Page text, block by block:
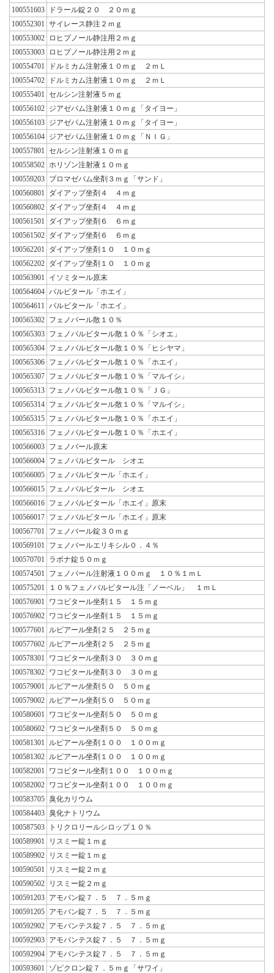
100551603
ドラール錠２０ ２０ｍｇ
100552301
サイレース静注２ｍｇ
100553002
ロヒプノール静注用２ｍｇ
100553003
ロヒプノール静注用２ｍｇ
100554701
ドルミカム注射液１０ｍｇ ２ｍＬ
100554702
ドルミカム注射液１０ｍｇ ２ｍＬ
100555401
セルシン注射液５ｍｇ
100556102 ジアゼパム注射液１０ｍｇ「タイヨー」
100556103 ジアゼパム注射液１０ｍｇ「タイヨー」
100556104 ジアゼパム注射液１０ｍｇ「ＮＩＧ」
100557801
セルシン注射液１０ｍｇ
100558502 ホリゾン注射液１０ｍｇ
100559203 ブロマゼパム坐剤３ｍｇ「サンド」
100560801
ダイアップ坐剤４ ４ｍｇ
100560802 ダイアップ坐剤４ ４ｍｇ
100561501
ダイアップ坐剤６ ６ｍｇ
100561502 ダイアップ坐剤６ ６ｍｇ
100562201
ダイアップ坐剤１０ １０ｍｇ
100562202 ダイアップ坐剤１０ １０ｍｇ
100563901
イソミタール原末
100564604 バルビタール「ホエイ」
100564611
バルビタール「ホエイ」
100565302 フェノバール散１０％
100565303 フェノバルビタール散１０％「シオエ」
100565304 フェノバルビタール散１０％「ヒシヤマ」
100565306 フェノバルビタール散１０％「ホエイ」
100565307 フェノバルビタール散１０％「マルイシ」
100565313 フェノバルビタール散１０％「ＪＧ」
100565314 フェノバルビタール散１０％「マルイシ」
100565315 フェノバルビタール散１０％「ホエイ」
100565316 フェノバルビタール散１０％「ホエイ」
100566003 フェノバール原末
100566004 フェノバルビタール シオエ
100566005 フェノバルビタール「ホエイ」
100566015 フェノバルビタール シオエ
100566016 フェノバルビタール「ホエイ」原末
100566017 フェノバルビタール「ホエイ」原末
100567701
フェノバール錠３０ｍｇ
100569101
フェノバールエリキシル０．４％
100570701
ラボナ錠５０ｍｇ
100574501
フェノバール注射液１００ｍｇ １０％１ｍＬ
100575201
１０％フェノバルビタール注「ノーベル」 １ｍＬ
100576901
ワコビタール坐剤１５ １５ｍｇ
100576902 ワコビタール坐剤１５ １５ｍｇ
100577601
ルピアール坐剤２５ ２５ｍｇ
100577602
ルピアール坐剤２５ ２５ｍｇ
100578301
ワコビタール坐剤３０ ３０ｍｇ
100578302 ワコビタール坐剤３０ ３０ｍｇ
100579001
ルピアール坐剤５０ ５０ｍｇ
100579002
ルピアール坐剤５０ ５０ｍｇ
100580601
ワコビタール坐剤５０ ５０ｍｇ
100580602 ワコビタール坐剤５０ ５０ｍｇ
100581301
ルピアール坐剤１００ １００ｍｇ
100581302
ルピアール坐剤１００ １００ｍｇ
100582001
ワコビタール坐剤１００ １００ｍｇ
100582002 ワコビタール坐剤１００ １００ｍｇ
100583705 臭化カリウム
100584403 臭化ナトリウム
100587503
トリクロリールシロップ１０％
100589901
リスミー錠１ｍｇ
100589902
リスミー錠１ｍｇ
100590501
リスミー錠２ｍｇ
100590502
リスミー錠２ｍｇ
100591203 アモバン錠７．５ ７．５ｍｇ
100591205 アモバン錠７．５ ７．５ｍｇ
100592902 アモバンテス錠７．５ ７．５ｍｇ
100592903 アモバンテス錠７．５ ７．５ｍｇ
100592904 アモバンテス錠７．５ ７．５ｍｇ
100593601
ゾピクロン錠７．５ｍｇ「サワイ」